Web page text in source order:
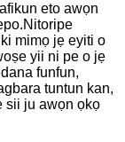
eto awọn
mimọ jẹ eyiti o
yii ni pe o jẹ
funfun,
tuntun kan,
sii ju awọn ọkọ